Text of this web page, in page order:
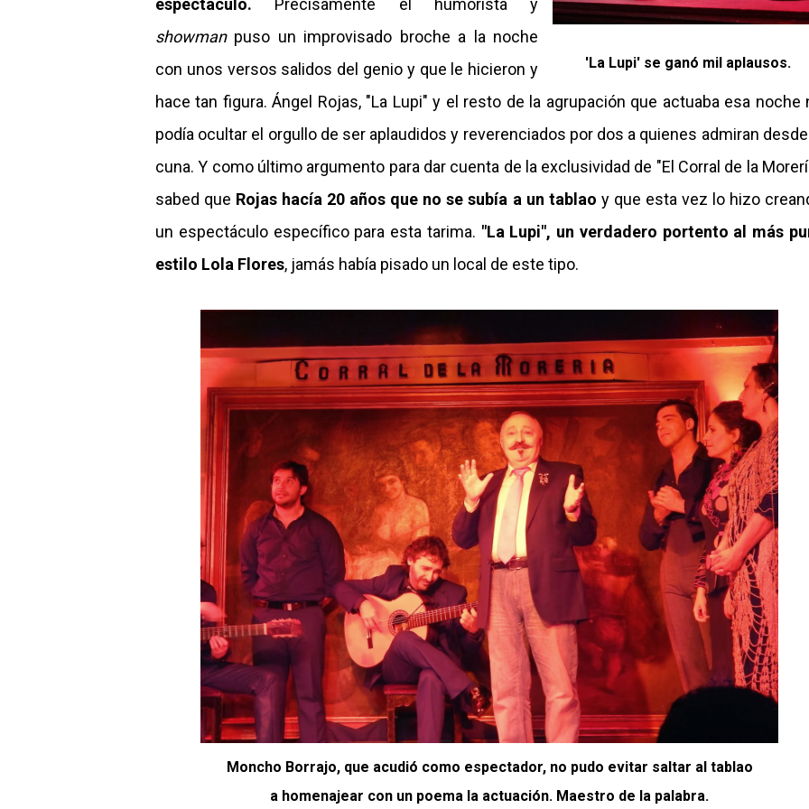
'La Lupi' se ganó mil aplausos.
espectáculo. Precisamente el humorista y
showmanpuso un improvisado broche a la noche
con unos versos salidos del genio y que le hicieron y
hace tan figura. Ángel Rojas, "La Lupi" y el resto de la agrupación que actuaba esa noche
podía ocultar el orgullo de ser aplaudidos y reverenciados por dos a quienes admiran
cuna. Y como último argumento para dar cuenta de la exclusividad de "El Corral de la
sabed que Rojas hacía 20 años que no se subía a un tablao y que esta vez lo hizo
un espectáculo específico para esta tarima. "La Lupi", un verdadero portento al más
estilo Lola Flores, jamás había pisado un local de este tipo.
Moncho Borrajo, que acudió como espectador, no pudo evitar saltar al tablao
a homenajear con un poema la actuación. Maestro de la palabra.